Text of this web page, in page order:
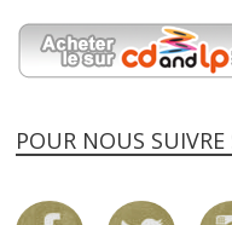
POUR NOUS SUIVRE